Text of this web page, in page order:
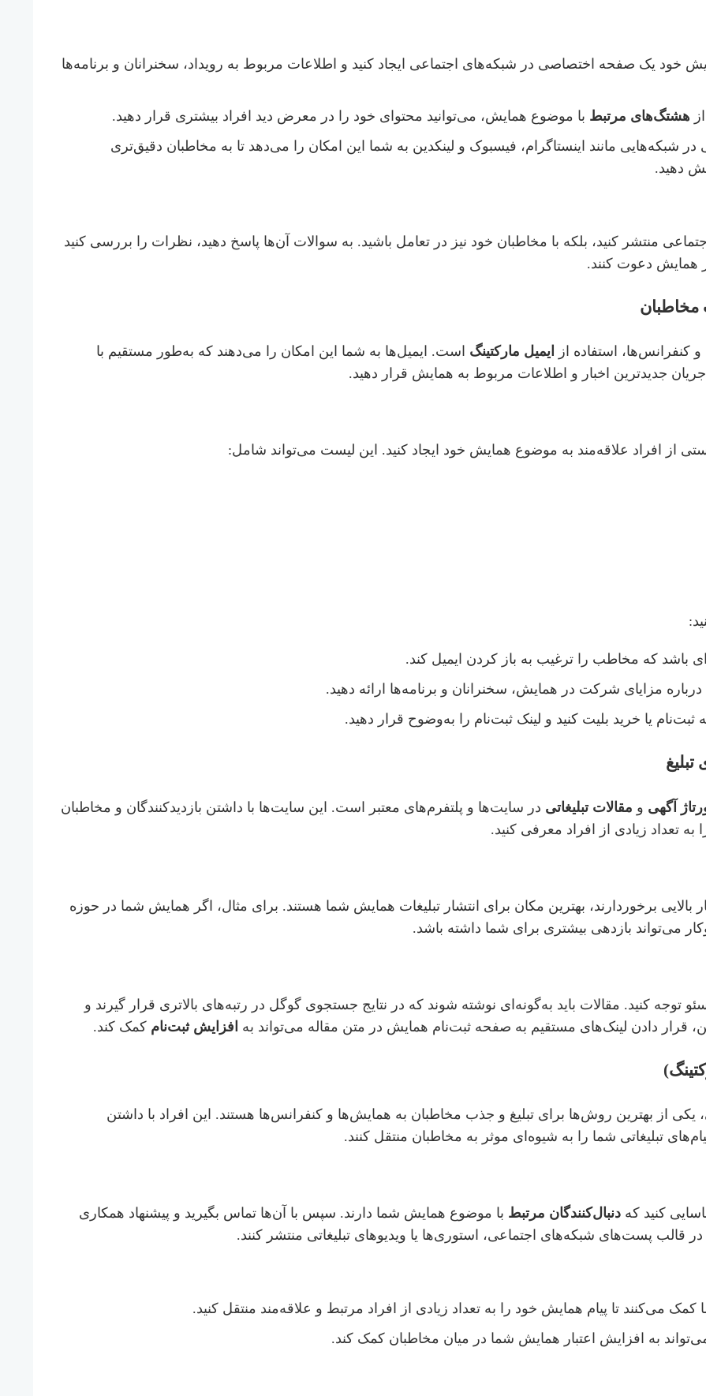
خود یک صفحه اختصاصی در شبکه‌های اجتماعی ایجاد کنید و اطلاعات مربوط به رویداد، سخنرانان و برنامه‌ها
هشتگ‌های مرتبط با موضوع همایش، می‌توانید محتوای خود را در معرض دید افراد بیشتری قرار دهید.
در شبکه‌هایی مانند اینستاگرام، فیسبوک و لینکدین به شما این امکان را می‌دهد تا به مخاطبان دقیق‌تری
دهید.
منتشر کنید، بلکه با مخاطبان خود نیز در تعامل باشید. به سوالات آن‌ها پاسخ دهید، نظرات را بررسی کنید
همایش دعوت کنند.
مخاطبان
کنفرانس‌ها، استفاده از ایمیل مارکتینگ است. ایمیل‌ها به شما این امکان را می‌دهند که به‌طور مستقیم با
جدیدترین اخبار و اطلاعات مربوط به همایش قرار دهید.
از افراد علاقه‌مند به موضوع همایش خود ایجاد کنید. این لیست می‌تواند شامل:
باشد که مخاطب را ترغیب به باز کردن ایمیل کند.
درباره مزایای شرکت در همایش، سخنرانان و برنامه‌ها ارائه دهید.
ثبت‌نام یا خرید بلیت کنید و لینک ثبت‌نام را به‌وضوح قرار دهید.
آگهی و مقالات تبلیغاتی در سایت‌ها و پلتفرم‌های معتبر است. این سایت‌ها با داشتن بازدیدکنندگان و مخاطبان
تعداد زیادی از افراد معرفی کنید.
بالایی برخوردارند، بهترین مکان برای انتشار تبلیغات همایش شما هستند. برای مثال، اگر همایش شما در حوزه
بازدهی بیشتری برای شما داشته باشد.
سئو توجه کنید. مقالات باید به‌گونه‌ای نوشته شوند که در نتایج جستجوی گوگل در رتبه‌های بالاتری قرار گیرند و
قرار دادن لینک‌های مستقیم به صفحه ثبت‌نام همایش در متن مقاله می‌تواند به
افزایش ثبت‌نام کمک کند.
یکی از بهترین روش‌ها برای تبلیغ و جذب مخاطبان به همایش‌ها و کنفرانس‌ها هستند. این افراد با داشتن
تبلیغاتی شما را به شیوه‌ای موثر به مخاطبان منتقل کنند.
کنید که دنبال‌کنندگان مرتبط با موضوع همایش شما دارند. سپس با آن‌ها تماس بگیرید و پیشنهاد همکاری
در قالب پست‌های شبکه‌های اجتماعی، استوری‌ها یا ویدیوهای تبلیغاتی منتشر کنند.
کمک می‌کنند تا پیام همایش خود را به تعداد زیادی از افراد مرتبط و علاقه‌مند منتقل کنید.
به افزایش اعتبار همایش شما در میان مخاطبان کمک کند.